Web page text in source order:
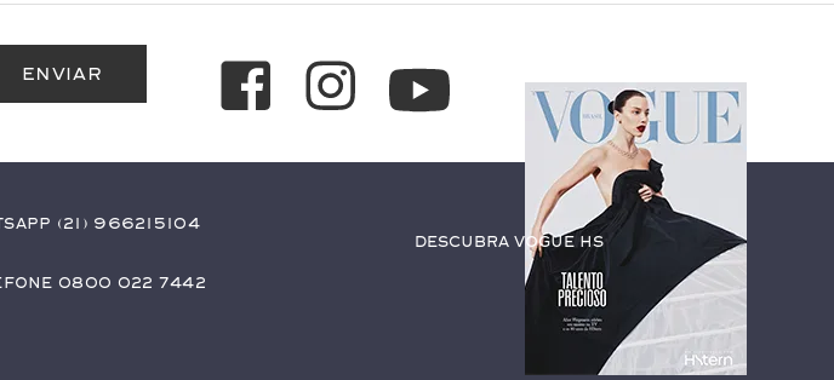
(21) 966215104
0800 022 7442
Descubra Vogue HS